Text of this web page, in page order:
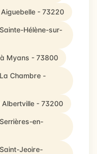
- 73220
Hélène-sur-
Myans - 73800
Chambre -
Albertville - 73200
en-
Jeoire-